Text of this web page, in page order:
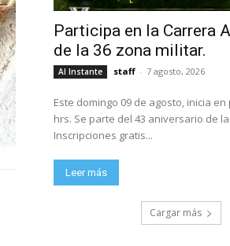
Participa en la Carrera
de la 36 zona militar.
Al Instante staff - 7 agosto, 2026
Este domingo 09 de agosto, inicia
hrs. Se parte del 43 aniversario de la zona militar.
Inscripciones gratis...
Leer más
Cargar más